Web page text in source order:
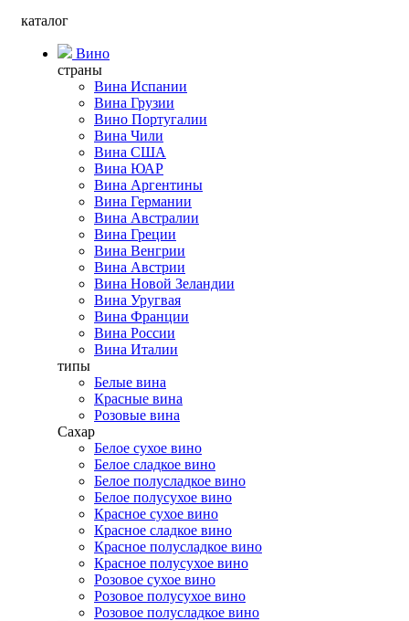
каталог
Вино
страны
Вина Испании
Вина Грузии
Вино Португалии
Вина Чили
Вина США
Вина ЮАР
Вина Аргентины
Вина Германии
Вина Австралии
Вина Греции
Вина Венгрии
Вина Австрии
Вина Новой Зеландии
Вина Уругвая
Вина Франции
Вина России
Вина Италии
типы
Белые вина
Красные вина
Розовые вина
Сахар
Белое сухое вино
Белое сладкое вино
Белое полусладкое вино
Белое полусухое вино
Красное сухое вино
Красное сладкое вино
Красное полусладкое вино
Красное полусухое вино
Розовое сухое вино
Розовое полусухое вино
Розовое полусладкое вино